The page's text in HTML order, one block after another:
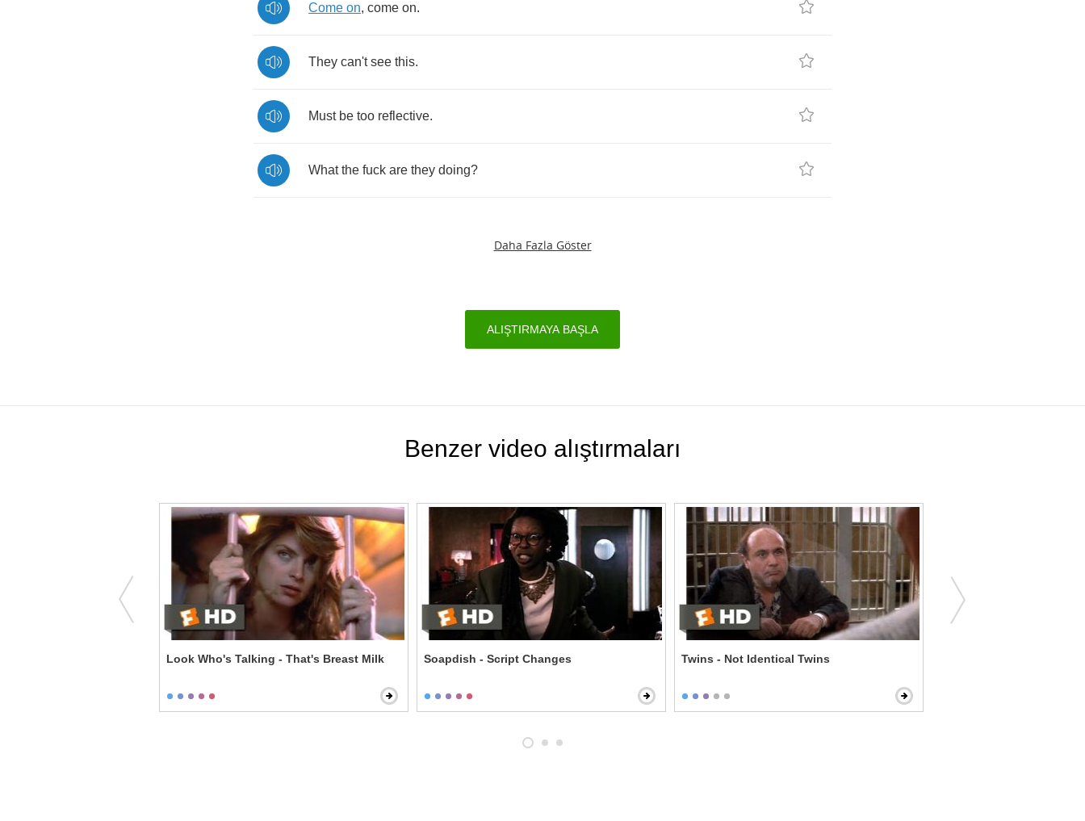
Come on, come on.
They can't see this.
Must be too reflective.
What the fuck are they doing?
Daha Fazla Göster
ALIŞTIRMAYA BAŞLA
Benzer video alıştırmaları
Look Who's Talking - That's Breast Milk Soapdish - Script Changes Twins - Not Identical Twins